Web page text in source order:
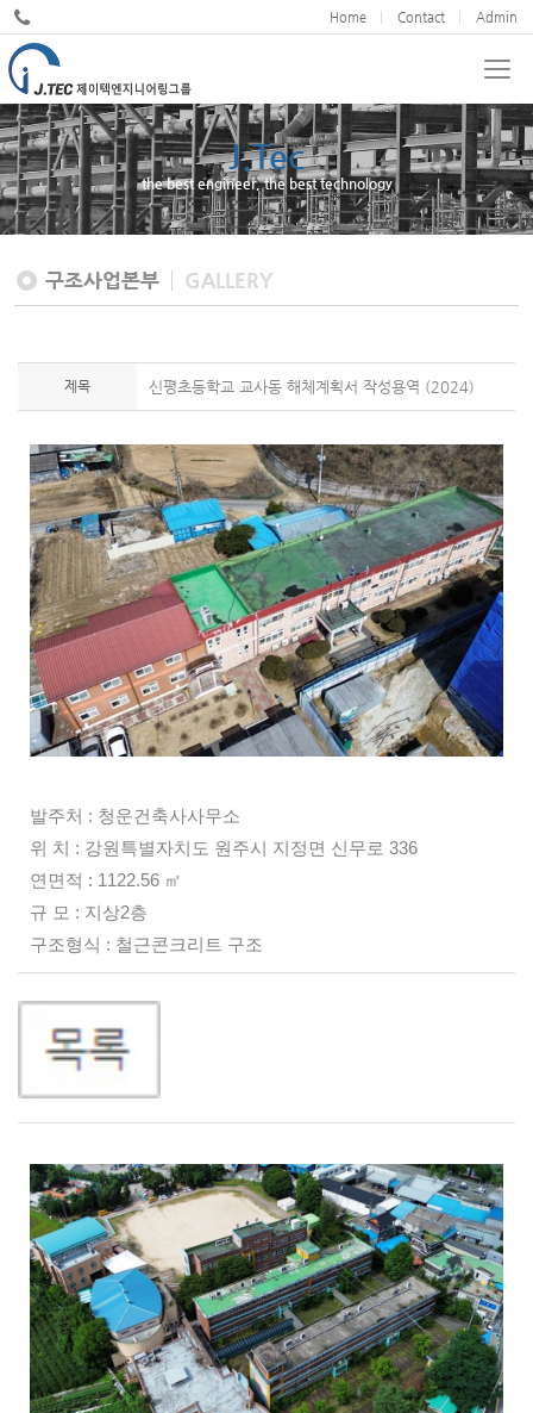
Home Contact Admin
J.Tec
the best engineer, the best technology
구조사업본부 GALLERY
제목 신평초등학교 교사동 해체계획서 작성용역 (2024)
발주처 : 청운건축사사무소
위 치 : 강원특별자치도 원주시 지정면 신무로 336
연면적 : 1122.56 ㎡
규 모 : 지상2층
구조형식 : 철근콘크리트 구조